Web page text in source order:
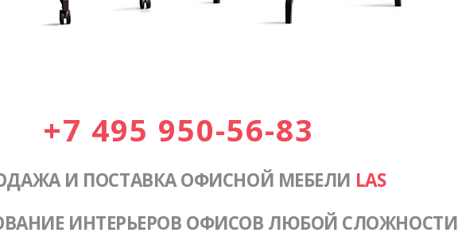
+7 495 950-56-83
И ПОСТАВКА ОФИСНОЙ МЕБЕЛИ LAS
ИНТЕРЬЕРОВ ОФИСОВ ЛЮБОЙ СЛОЖНОСТИ